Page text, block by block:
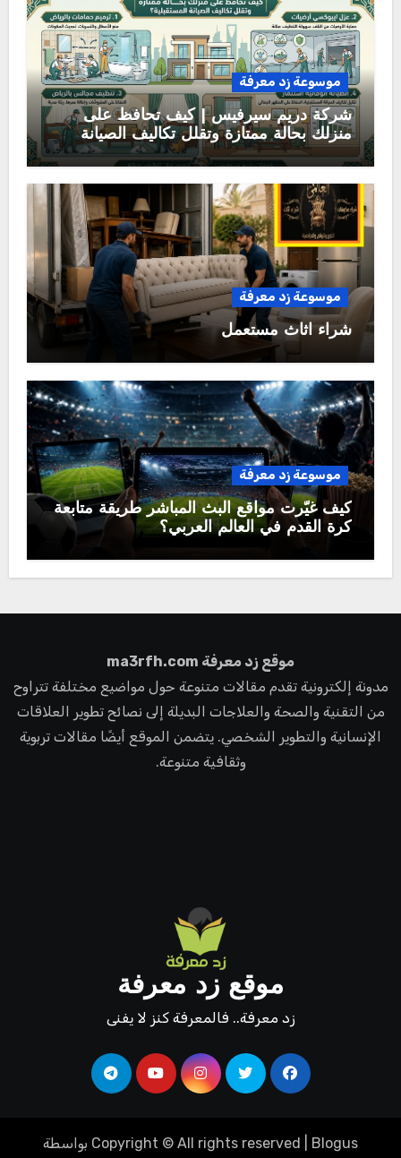
موسوعة زد معرفة
شركة دريم سيرفيس | كيف تحافظ على
منزلك بحالة ممتازة وتقلل تكاليف الصيانة
المستقبلية؟
موسوعة زد معرفة
شراء اثاث مستعمل
موسوعة زد معرفة
كيف غيّرت مواقع البث المباشر طريقة متابعة
كرة القدم في العالم العربي؟
موقع زد معرفة ma3rfh.com
مدونة إلكترونية تقدم مقالات متنوعة حول مواضيع مختلفة تتراوح
من التقنية والصحة والعلاجات البديلة إلى نصائح تطوير العلاقات
الإنسانية والتطوير الشخصي. يتضمن الموقع أيضًا مقالات تربوية
وثقافية متنوعة.
موقع زد معرفة
زد معرفة.. فالمعرفة كنز لا يفنى
Copyright © All rights reserved Blogus بواسطة